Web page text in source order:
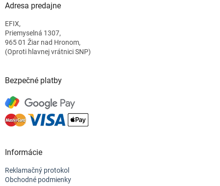
Adresa predajne
EFIX,
Priemyselná 1307,
965 01 Žiar nad Hronom,
(Oproti hlavnej vrátnici SNP)
Bezpečné platby
Informácie
Reklamačný protokol
Obchodné podmienky